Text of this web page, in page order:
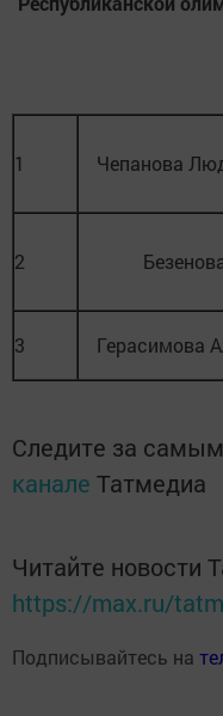
1 Чепанова
2
3 Герасимова
Следите за
канале Татмедиа
Читайте новости
https://max.ru/
Подписывайтесь на